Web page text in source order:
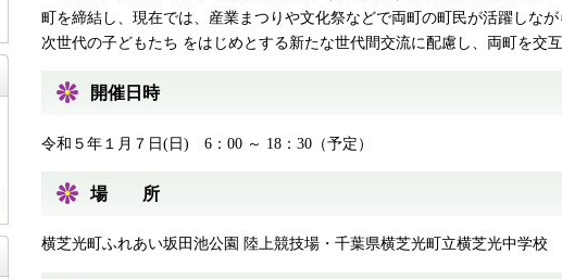
町を締結し、現在では、産業まつりや文化祭などで両町の町民が活躍しな
次世代の子どもたち をはじめとする新たな世代間交流に配慮し、両町を交
開催日時
令和５年１月７日(日) 6：00 ～ 18：30（予定）
場 所
横芝光町ふれあい坂田池公園 陸上競技場・千葉県横芝光町立横芝光中学校